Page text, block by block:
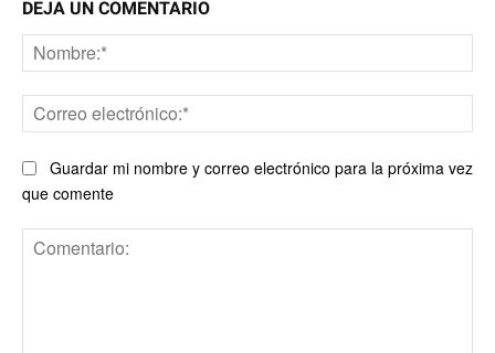
DEJA UN COMENTARIO
Guardar mi nombre y correo electrónico para la próxima vez
que comente